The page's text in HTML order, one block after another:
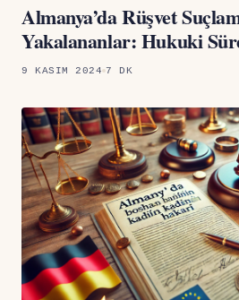
Almanya’da Rüşvet
Yakalananlar: Hukuki
9 KASIM 2024 7 DK